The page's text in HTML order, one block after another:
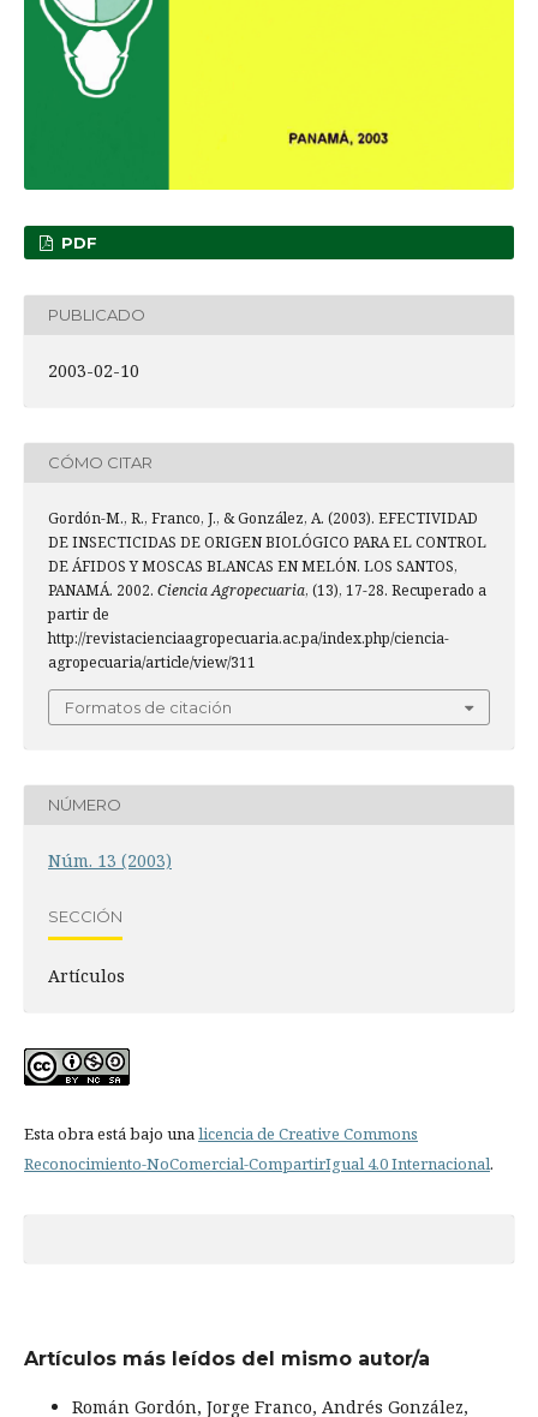
PDF
PUBLICADO
2003-02-10
CÓMO CITAR
Gordón-M., R., Franco, J., & González, A. (2003). EFECTIVIDAD
DE INSECTICIDAS DE ORIGEN BIOLÓGICO PARA EL CONTROL
DE ÁFIDOS Y MOSCAS BLANCAS EN MELÓN. LOS SANTOS,
PANAMÁ. 2002. Ciencia Agropecuaria, (13), 17-28. Recuperado a
partir de
http://revistacienciaagropecuaria.ac.pa/index.php/ciencia-
agropecuaria/article/view/311
Formatos de citación
NÚMERO
Núm. 13 (2003)
SECCIÓN
Artículos
Esta obra está bajo una licencia de Creative Commons
Reconocimiento-NoComercial-CompartirIgual 4.0 Internacional.
Artículos más leídos del mismo autor/a
Román Gordón, Jorge Franco, Andrés González,